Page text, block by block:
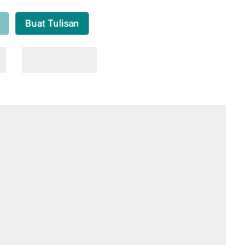
Buat Tulisan